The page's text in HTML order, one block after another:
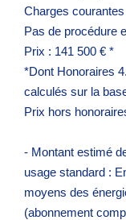
Charges
Pas de procédure
Prix : 141 500 € *
*Dont Honoraires
calculés sur la
Prix hors
- Montant estimé
usage standard :
moyens des
(abonnement